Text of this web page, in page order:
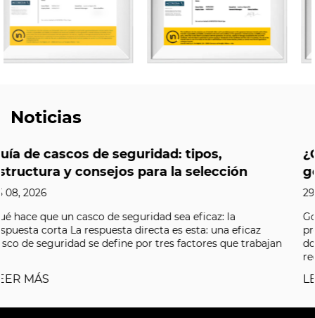
Noticias
la
eficaz
que trabajan
¿Qué hace que valga la pena
gorras de seguridad ligeras y
Gorras de seguridad ligeras y transpirables.
protectores diseñados para entornos de bajo
donde no es necesario un casco completo